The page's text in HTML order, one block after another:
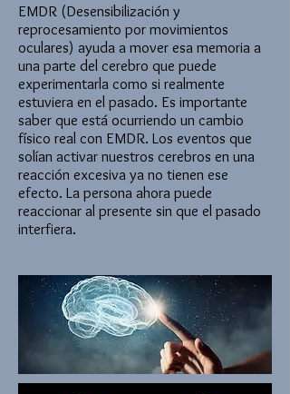
EMDR (Desensibilización y
reprocesamiento por movimientos
oculares) ayuda a mover esa memoria a
una parte del cerebro que puede
experimentarla como si realmente
estuviera en el pasado. Es importante
saber que está ocurriendo un cambio
físico real con EMDR. Los eventos que
solían activar nuestros cerebros en una
reacción excesiva ya no tienen ese
efecto. La persona ahora puede
reaccionar al presente sin que el pasado
interfiera.